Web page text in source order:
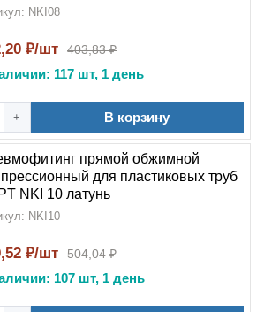
NKI08
₽/шт 403,83 ₽
117 шт, 1 день
+ В корзину
прямой обжимной
для пластиковых труб
NKI 10 латунь
NKI10
₽/шт 504,04 ₽
107 шт, 1 день